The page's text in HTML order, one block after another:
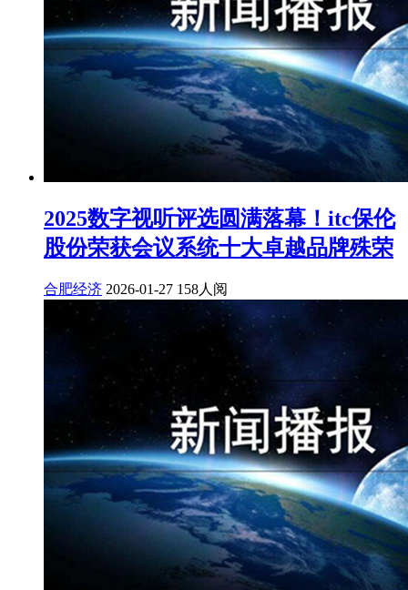
2025数字视听评选圆满落幕！itc保伦
股份荣获会议系统十大卓越品牌殊荣
合肥经济 2026-01-27 158人阅